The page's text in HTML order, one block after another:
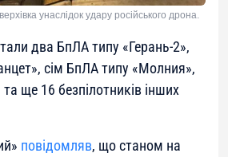
унаслідок удару російського дрона.
два БпЛА типу «Герань-2»,
сім БпЛА типу «Молния»,
ще 16 безпілотників інших
повідомляв, що станом на